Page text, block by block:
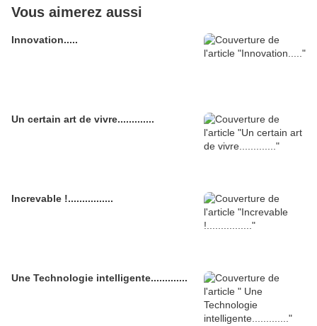
Vous aimerez aussi
Innovation.....
Un certain art de vivre.............
Increvable !................
Une Technologie intelligente.............